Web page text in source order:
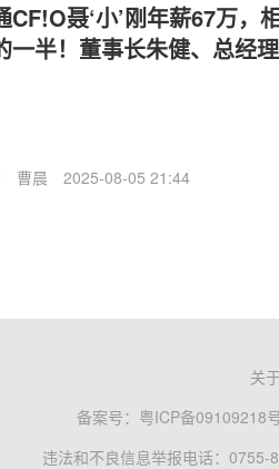
CF!O聂‘小’刚年薪67万，
一半！董事长朱健、总经
曹晨 2025-08-05 21:44
关
备案号： 粤ICP备09109218
违法和不良信息举报电话：0755-